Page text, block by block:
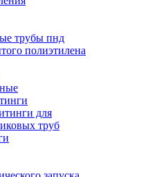
трубы пнд
полиэтилена
для
труб